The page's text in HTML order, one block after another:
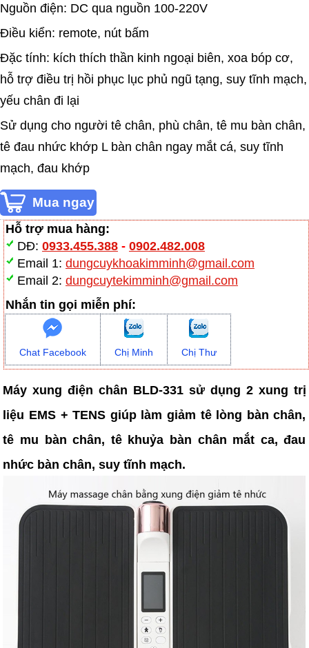
Nguồn điện: DC qua nguồn 100-220V
Điều kiển: remote, nút bấm
Đặc tính: kích thích thần kinh ngoại biên, xoa bóp cơ,
hỗ trợ điều trị hồi phục lục phủ ngũ tạng, suy tĩnh mạch,
yếu chân đi lại
Sử dụng cho người tê chân, phù chân, tê mu bàn chân,
tê đau nhức khớp L bàn chân ngay mắt cá, suy tĩnh
mạch, đau khớp
Hỗ trợ mua hàng:
DĐ: 0933.455.388- 0902.482.008
Email 1: dungcuykhoakimminh@gmail.com
Email 2: dungcuytekimminh@gmail.com
Nhắn tin gọi miễn phí:
Chat Facebook Chị Minh Chị Thư
Máy xung điện chân BLD-331 sử dụng 2 xung trị
liệu EMS + TENS giúp làm giảm tê lòng bàn chân,
tê mu bàn chân, tê khuỷa bàn chân mắt ca, đau
nhức bàn chân, suy tĩnh mạch.